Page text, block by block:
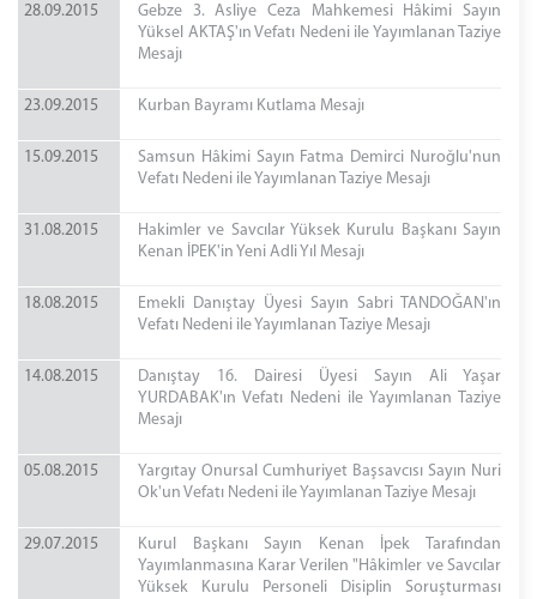
28.09.2015
Gebze 3. Asliye Ceza Mahkemesi Hâkimi Sayın
Yüksel AKTAŞ'ın Vefatı Nedeni ile Yayımlanan Taziye
Mesajı
23.09.2015 Kurban Bayramı Kutlama Mesajı
15.09.2015
Samsun Hâkimi Sayın Fatma Demirci Nuroğlu'nun
Vefatı Nedeni ile Yayımlanan Taziye Mesajı
31.08.2015
Hakimler ve Savcılar Yüksek Kurulu Başkanı Sayın
Kenan İPEK'in Yeni Adli Yıl Mesajı
18.08.2015
Emekli Danıştay Üyesi Sayın Sabri TANDOĞAN'ın
Vefatı Nedeni ile Yayımlanan Taziye Mesajı
14.08.2015
Danıştay 16. Dairesi Üyesi Sayın Ali Yaşar
YURDABAK'ın Vefatı Nedeni ile Yayımlanan Taziye
Mesajı
05.08.2015
Yargıtay Onursal Cumhuriyet Başsavcısı Sayın Nuri
Ok'un Vefatı Nedeni ile Yayımlanan Taziye Mesajı
29.07.2015
Kurul Başkanı Sayın Kenan İpek Tarafından
Yayımlanmasına Karar Verilen "Hâkimler ve Savcılar
Yüksek Kurulu Personeli Disiplin Soruşturması